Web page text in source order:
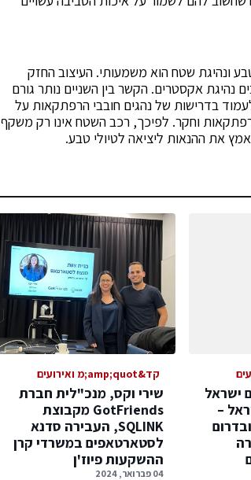
ונהיגת שטח הוא משמעותי. העיצוב החזק
נהיגת אקסטרים. הקשר בין השניים נותר גורם
בדרישות של נהגים חובבי הרפתקאות על
וחקר. לפיכך, רכב השטח אינו רק משקף
את ההנאות ליציאה לטיולי טבע.
ישראל
–
קד&amp;quot;מ ואירועים
שירי וקס, מנכ"לית חברת
GotFriends מקבוצת
SQLINK, העבירה סדנא
לסטארטאפים במשרדי קרן
ההשקעות פיוז'ן
04 פברואר, 2024